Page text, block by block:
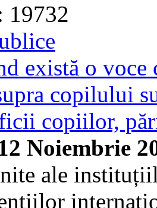
19732
există o
copilului
copiilor,
Noiembrie
ale